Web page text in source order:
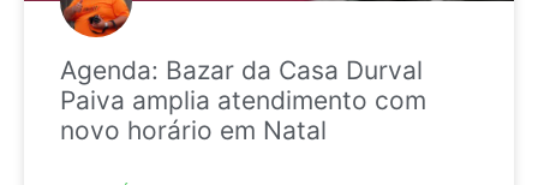
Agenda: Bazar da Casa Durval
Paiva amplia atendimento com
novo horário em Natal